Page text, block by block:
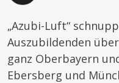
„Azubi-Luft“
Auszubildenden
ganz Oberbayern
Ebersberg und